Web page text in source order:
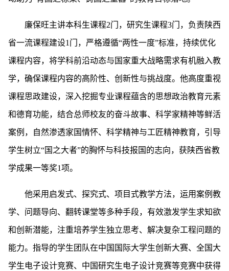
廉保旺主讲本科生课程2门，研究生课程3门，负责陕西
省一流课程建设1门，严格遵循“两性一度”标准，持续优化
课程内容，将学科前沿动态与国家重大战略需求有机融入教
学，确保课程内容的高阶性、创新性与挑战度。他高度重视
课程思政建设，深入挖掘专业课程蕴含的思想政治教育元素
和德育功能，结合总师校友的奋斗故事、科学家精神等鲜活
案例，自然渗透家国情怀、科学精神与工匠精神教育，引导
学生树立“国之大者”的胸怀与科技报国的志向，获陕西省教
学成果一等奖1项。
他采用启发式、探究式、项目式教学方法，运用案例教
学、问题导向、翻转课堂等多种手段，有效激发学生求知欲
和创新潜能，注重培养学生独立思考、解决复杂工程问题的
能力。指导的学生团队在中国国际大学生创新大赛、全国大
学生电子设计竞赛、中国研究生电子设计竞赛等竞赛中获得